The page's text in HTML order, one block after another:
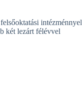
intézménnyel
két lezárt félévvel